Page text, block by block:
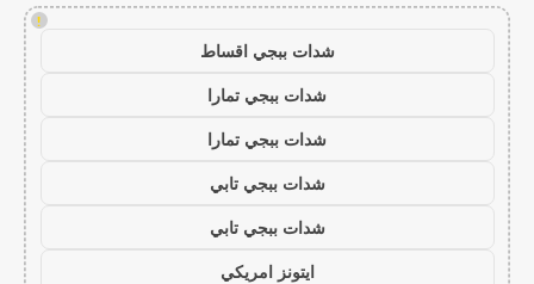
!
شدات ببجي اقساط
شدات ببجي تمارا
شدات ببجي تمارا
شدات ببجي تابي
شدات ببجي تابي
ايتونز امريكي